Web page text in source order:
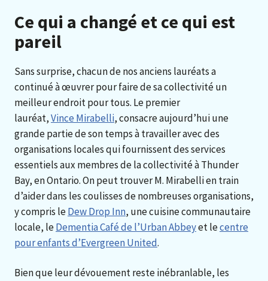
Ce qui a changé et ce qui est
pareil
Sans surprise, chacun de nos anciens lauréats a
continué à œuvrer pour faire de sa collectivité un
meilleur endroit pour tous. Le premier
lauréat,Vince Mirabelli, consacre aujourd’hui une
grande partie de son temps à travailler avec des
organisations locales qui fournissent des services
essentiels aux membres de la collectivité à Thunder
Bay, en Ontario. On peut trouver M. Mirabelli en train
d’aider dans les coulisses de nombreuses organisations,
y compris leDew Drop Inn, une cuisine communautaire
locale, leDementia Café de l’Urban Abbeyet lecentre
pour enfants d’Evergreen United.
Bien que leur dévouement reste inébranlable, les